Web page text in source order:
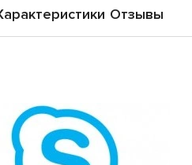
Отзывы